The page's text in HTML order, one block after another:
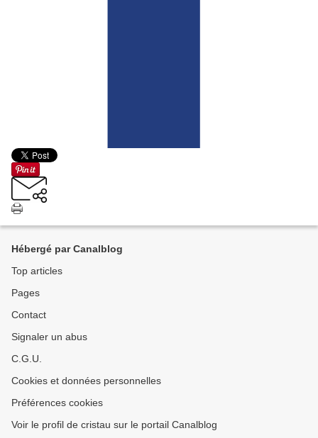
Hébergé par Canalblog
Top articles
Pages
Contact
Signaler un abus
C.G.U.
Cookies et données personnelles
Préférences cookies
Voir le profil de cristau sur le portail Canalblog